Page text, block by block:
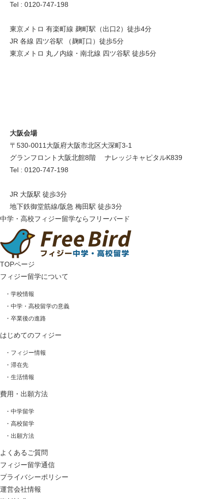
Tel : 0120-747-198
東京メトロ 有楽町線 麹町駅（出口2）徒歩4分
JR 各線 四ツ谷駅 （麹町口）徒歩5分
東京メトロ 丸ノ内線・南北線 四ツ谷駅 徒歩5分
大阪会場
〒530-0011 大阪府大阪市北区大深町3-1
グランフロント大阪北館8階 ナレッジキャピタルK839
Tel : 0120-747-198
JR 大阪駅 徒歩3分
地下鉄御堂筋線/阪急 梅田駅 徒歩3分
中学・高校フィジー留学ならフリーバード
TOPページ
フィジー留学について
・学校情報
・中学・高校留学の意義
・卒業後の進路
はじめてのフィジー
・フィジー情報
・滞在先
・生活情報
費用・出願方法
・中学留学
・高校留学
・出願方法
よくあるご質問
フィジー留学通信
プライバシーポリシー
運営会社情報